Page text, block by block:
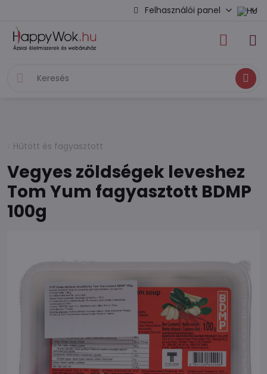
Felhasználói panel
Keresés
Hűtött és fagyasztott
Vegyes zöldségek leveshez
Tom Yum fagyasztott BDMP
100g